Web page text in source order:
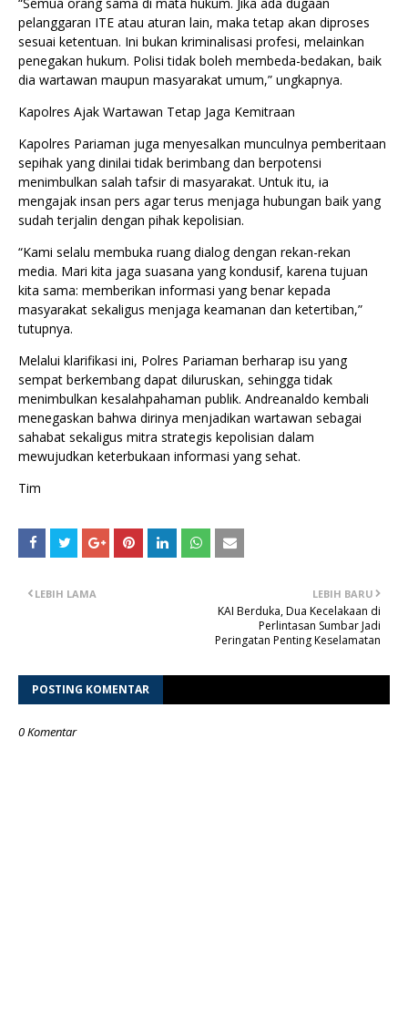
pelanggaran ITE atau aturan lain, maka tetap akan diproses
sesuai ketentuan. Ini bukan kriminalisasi profesi, melainkan
penegakan hukum. Polisi tidak boleh membeda-bedakan, baik
dia wartawan maupun masyarakat umum,” ungkapnya.
Kapolres Ajak Wartawan Tetap Jaga Kemitraan
Kapolres Pariaman juga menyesalkan munculnya pemberitaan
sepihak yang dinilai tidak berimbang dan berpotensi
menimbulkan salah tafsir di masyarakat. Untuk itu, ia
mengajak insan pers agar terus menjaga hubungan baik yang
sudah terjalin dengan pihak kepolisian.
“Kami selalu membuka ruang dialog dengan rekan-rekan
media. Mari kita jaga suasana yang kondusif, karena tujuan
kita sama: memberikan informasi yang benar kepada
masyarakat sekaligus menjaga keamanan dan ketertiban,”
tutupnya.
Melalui klarifikasi ini, Polres Pariaman berharap isu yang
sempat berkembang dapat diluruskan, sehingga tidak
menimbulkan kesalahpahaman publik. Andreanaldo kembali
menegaskan bahwa dirinya menjadikan wartawan sebagai
sahabat sekaligus mitra strategis kepolisian dalam
mewujudkan keterbukaan informasi yang sehat.
Tim
LEBIH BARU
KAI Berduka, Dua Kecelakaan di
Perlintasan Sumbar Jadi
Peringatan Penting Keselamatan
LEBIH LAMA
POSTING KOMENTAR
0 Komentar